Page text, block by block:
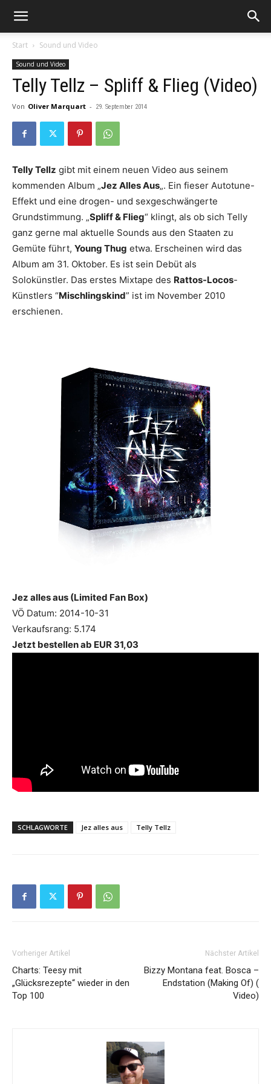
Start Sound und Video
Sound und Video
Telly Tellz – Spliff & Flieg (Video)
Von Oliver Marquart - 29. September 2014
Telly Tellz gibt mit einem neuen Video aus seinem
kommenden Album „Jez Alles Aus„. Ein fieser Autotune-
Effekt und eine drogen- und sexgeschwängerte
Grundstimmung. „Spliff & Flieg“ klingt, als ob sich Telly
ganz gerne mal aktuelle Sounds aus den Staaten zu
Gemüte führt, Young Thug etwa. Erscheinen wird das
Album am 31. Oktober. Es ist sein Debüt als
Solokünstler. Das erstes Mixtape des Rattos-Locos-
Künstlers “Mischlingskind” ist im November 2010
erschienen.
Jez alles aus (Limited Fan Box)
VÖ Datum: 2014-10-31
Verkaufsrang: 5.174
Jetzt bestellen ab EUR 31,03
SCHLAGWORTE Jez alles aus Telly Tellz
Vorheriger Artikel
Charts: Teesy mit
„Glücksrezepte“ wieder in den
Top 100
Nächster Artikel
Bizzy Montana feat. Bosca –
Endstation (Making Of) (
Video)